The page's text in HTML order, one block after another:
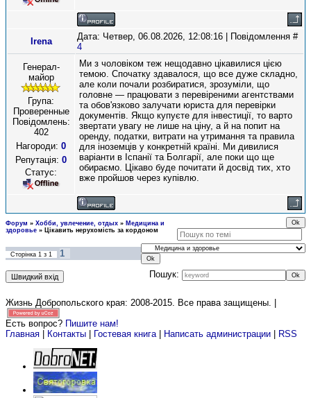
Irena
Дата: Четвер, 06.08.2026, 12:08:16 | Повідомлення #
4
Генерал-
майор
Група:
Проверенные
Повідомлень:
402
Нагороди: 0
Репутація: 0
Статус:
Ми з чоловіком теж нещодавно цікавилися цією
темою. Спочатку здавалося, що все дуже складно,
але коли почали розбиратися, зрозуміли, що
головне — працювати з перевіреними агентствами
та обов'язково залучати юриста для перевірки
документів. Якщо купуєте для інвестиції, то варто
звертати увагу не лише на ціну, а й на попит на
оренду, податки, витрати на утримання та правила
для іноземців у конкретній країні. Ми дивилися
варіанти в Іспанії та Болгарії, але поки що ще
обираємо. Цікаво буде почитати й досвід тих, хто
вже пройшов через купівлю.
Форум » Хобби, увлечение, отдых » Медицина и
здоровье » Цікавить нерухомість за кордоном
Сторінка 1 з 1
1
Пошук:
Жизнь Добропольского края: 2008-2015. Все права защищены. |
Есть вопрос? Пишите нам!
Главная
Контакты Гостевая книга| Написать администрации RSS